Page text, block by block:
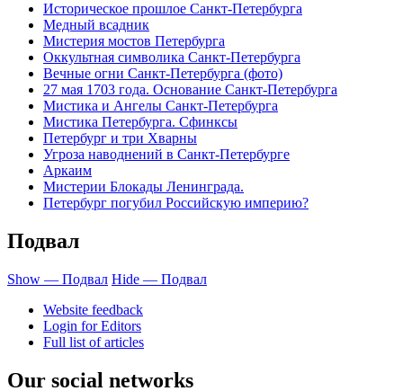
Историческое прошлое Санкт-Петербурга
Медный всадник
Мистерия мостов Петербурга
Оккультная символика Санкт-Петербурга
Вечные огни Санкт-Петербурга (фото)
27 мая 1703 года. Основание Санкт-Петербурга
Мистика и Ангелы Санкт-Петербурга
Мистика Петербурга. Сфинксы
Петербург и три Хварны
Угроза наводнений в Санкт-Петербурге
Аркаим
Мистерии Блокады Ленинграда.
Петербург погубил Российскую империю?
Подвал
Show — Подвал Hide — Подвал
Website feedback
Login for Editors
Full list of articles
Our social networks